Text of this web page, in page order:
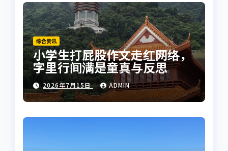
综合资讯
小学生打屁股作文走红网络，
字里行间满是童真与反思
2026年7月15日 ADMIN